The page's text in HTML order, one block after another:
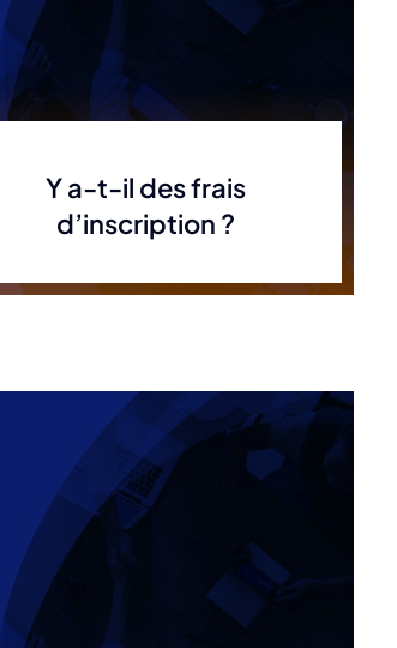
Y a-t-il des frais
d’inscription ?